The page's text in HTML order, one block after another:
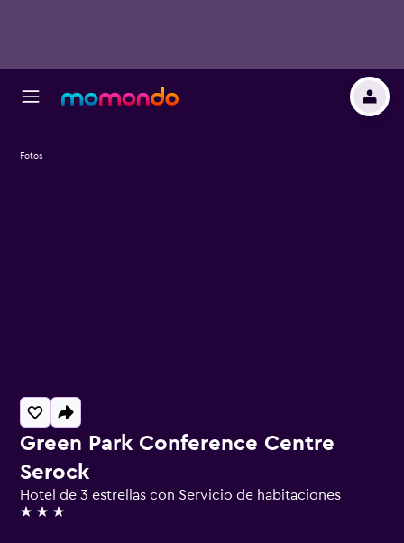
Green Park Conference Centre
Serock
Hotel de 3 estrellas con Servicio de habitaciones
3 estrellas
Fotos